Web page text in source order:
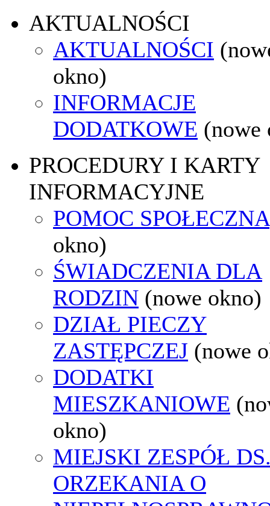
AKTUALNOŚCI
AKTUALNOŚCI
okno)
INFORMACJE
DODATKOWE (nowe
PROCEDURY I KARTY
INFORMACYJNE
POMOC SPOŁECZNA
okno)
ŚWIADCZENIA DLA
RODZIN (nowe okno)
DZIAŁ PIECZY
ZASTĘPCZEJ (nowe
DODATKI
MIESZKANIOWE
okno)
MIEJSKI ZESPÓŁ
ORZEKANIA O